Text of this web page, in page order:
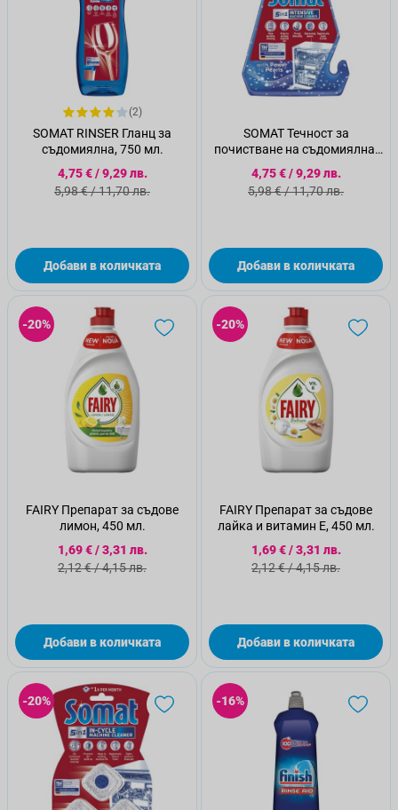
(2)
SOMAT RINSER Гланц за
съдомиялна, 750 мл.
Специална цена
4,75 €/9,29 лв.
Стандартна цена
5,98 €/11,70 лв.
Добави в количката
SOMAT Течност за
почистване на съдомиялна,
250 мл.
Специална цена
4,75 €/9,29 лв.
Стандартна цена
5,98 €/11,70 лв.
Добави в количката
-20%
FAIRY Препарат за съдове
лимон, 450 мл.
Специална цена
1,69 €/3,31 лв.
Стандартна цена
2,12 €/4,15 лв.
Добави в количката
-20%
FAIRY Препарат за съдове
лайка и витамин Е, 450 мл.
Специална цена
1,69 €/3,31 лв.
Стандартна цена
2,12 €/4,15 лв.
Добави в количката
-20% -16%